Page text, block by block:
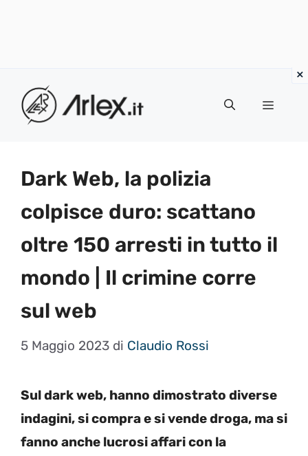
contenuto
Menu
Dark Web, la polizia
colpisce duro: scattano
oltre 150 arresti in tutto il
mondo | Il crimine corre
sul web
5 Maggio 2023 di Claudio Rossi
Sul dark web, hanno dimostrato diverse
indagini, si compra e si vende droga, ma si
fanno anche lucrosi affari con la